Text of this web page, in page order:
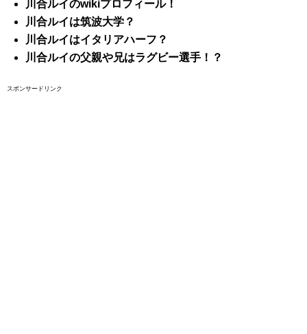
川合ルイのwikiプロフィール！
川合ルイは筑波大学？
川合ルイはイタリアハーフ？
川合ルイの父親や兄はラグビー選手！？
スポンサードリンク